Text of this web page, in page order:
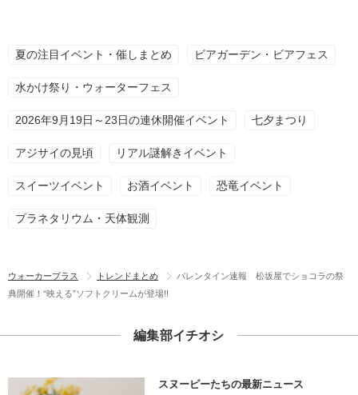
夏の注目イベント・催しまとめ ビアガーデン・ビアフェス
水かけ祭り・ウォーターフェス
2026年9月19日～23日の連休開催イベント 七夕まつり
アジサイの見頃 リアル謎解きイベント
スイーツイベント お酒イベント 恐竜イベント
プラネタリウム・天体観測
ウォーカープラス トレンドまとめ
バレンタイン速報 松坂屋でショコラの祭
典開催！“映える”ソフトクリームが登場!!
編集部イチオシ
スヌーピーたちの最新ニュース